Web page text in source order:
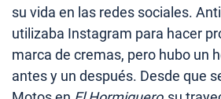
su vida en las redes sociales.
utilizaba Instagram para hacer
marca de cremas, pero hubo un
antes y un después. Desde que